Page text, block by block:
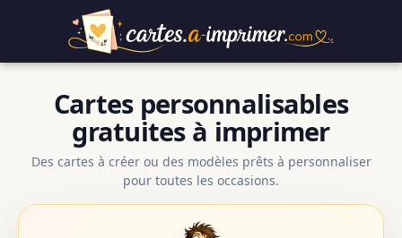
Cartes personnalisables
gratuites à imprimer
Des cartes à créer ou des modèles prêts à personnaliser
pour toutes les occasions.